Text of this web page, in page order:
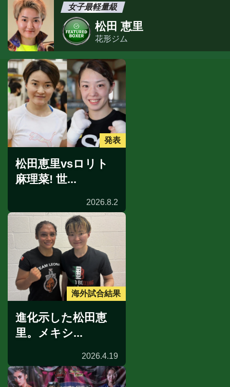
女子最軽量級
松田 恵里
花形ジム
発表
松田恵里vsロリト
麻理菜! 世...
2026.8.2
海外試合結果
進化示した松田恵
里。メキシ...
2026.4.19